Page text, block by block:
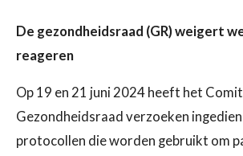
De gezondheidsraad (GR) weigert
reageren
Op 19 en 21 juni 2024 heeft het
Gezondheidsraad verzoeken
protocollen die worden gebruikt om